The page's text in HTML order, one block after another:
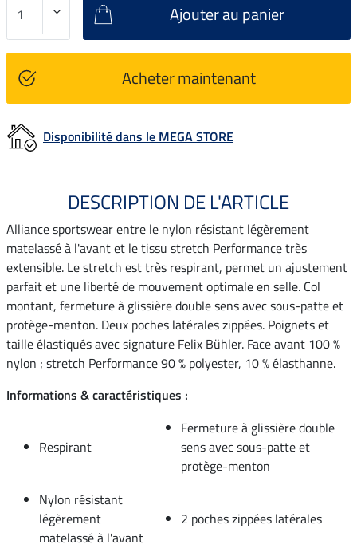
Ajouter au panier
Acheter maintenant
Disponibilité dans le MEGA STORE
DESCRIPTION DE L'ARTICLE
Alliance sportswear entre le nylon résistant légèrement
matelassé à l'avant et le tissu stretch Performance très
extensible. Le stretch est très respirant, permet un ajustement
parfait et une liberté de mouvement optimale en selle. Col
montant, fermeture à glissière double sens avec sous-patte et
protège-menton. Deux poches latérales zippées. Poignets et
taille élastiqués avec signature Felix Bühler. Face avant 100 %
nylon ; stretch Performance 90 % polyester, 10 % élasthanne.
Informations & caractéristiques :
Respirant
Fermeture à glissière double
sens avec sous-patte et
protège-menton
Nylon résistant
légèrement
matelassé à l'avant
2 poches zippées latérales